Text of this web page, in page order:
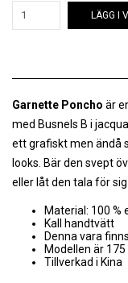
LÄGG I
Garnette Poncho är
med Busnels B i
ett grafiskt men ändå
looks. Bär den svept
eller låt den tala för sig
Material: 100 %
Kall handtvätt
Denna vara
Modellen är
Tillverkad i Kina